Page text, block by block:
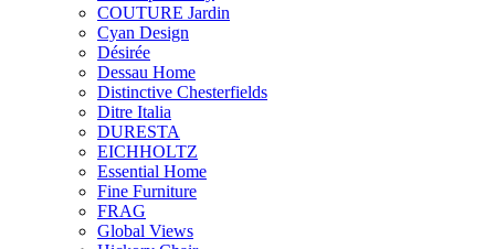
COUTURE Jardin
Cyan Design
Désirée
Dessau Home
Distinctive Chesterfields
Ditre Italia
DURESTA
EICHHOLTZ
Essential Home
Fine Furniture
FRAG
Global Views